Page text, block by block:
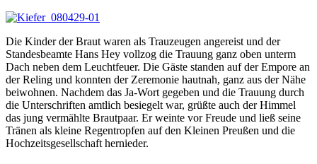
Die Kinder der Braut waren als Trauzeugen angereist und der
Standesbeamte Hans Hey vollzog die Trauung ganz oben unterm
Dach neben dem Leuchtfeuer. Die Gäste standen auf der Empore an
der Reling und konnten der Zeremonie hautnah, ganz aus der Nähe
beiwohnen. Nachdem das Ja-Wort gegeben und die Trauung durch
die Unterschriften amtlich besiegelt war, grüßte auch der Himmel
das jung vermählte Brautpaar. Er weinte vor Freude und ließ seine
Tränen als kleine Regentropfen auf den Kleinen Preußen und die
Hochzeitsgesellschaft hernieder.